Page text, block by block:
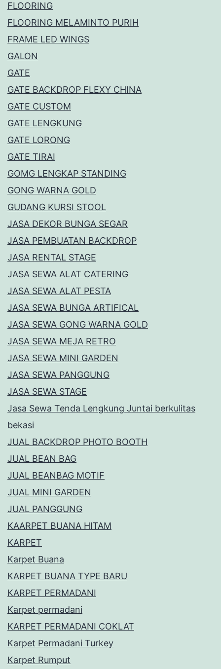
FLOORING
FLOORING MELAMINTO PURIH
FRAME LED WINGS
GALON
GATE
GATE BACKDROP FLEXY CHINA
GATE CUSTOM
GATE LENGKUNG
GATE LORONG
GATE TIRAI
GOMG LENGKAP STANDING
GONG WARNA GOLD
GUDANG KURSI STOOL
JASA DEKOR BUNGA SEGAR
JASA PEMBUATAN BACKDROP
JASA RENTAL STAGE
JASA SEWA ALAT CATERING
JASA SEWA ALAT PESTA
JASA SEWA BUNGA ARTIFICAL
JASA SEWA GONG WARNA GOLD
JASA SEWA MEJA RETRO
JASA SEWA MINI GARDEN
JASA SEWA PANGGUNG
JASA SEWA STAGE
Jasa Sewa Tenda Lengkung Juntai berkulitas
bekasi
JUAL BACKDROP PHOTO BOOTH
JUAL BEAN BAG
JUAL BEANBAG MOTIF
JUAL MINI GARDEN
JUAL PANGGUNG
KAARPET BUANA HITAM
KARPET
Karpet Buana
KARPET BUANA TYPE BARU
KARPET PERMADANI
Karpet permadani
KARPET PERMADANI COKLAT
Karpet Permadani Turkey
Karpet Rumput